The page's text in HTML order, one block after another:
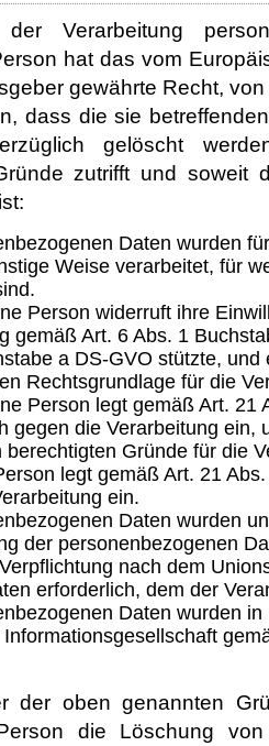
Verarbeitung
hat das vom
gewährte Recht,
dass die sie
gelöscht
zutrifft und soweit
Daten wurden
Weise verarbeitet, für
Person widerruft ihre
gemäß Art. 6 Abs. 1
a DS-GVO stützte, und
Rechtsgrundlage für die
Person legt gemäß Art. 21
gegen die Verarbeitung ein,
berechtigten Gründe für die
legt gemäß Art. 21
ein.
Daten wurden
der personenbezogenen
nach dem
erforderlich, dem der
Daten wurden
der oben genannten
die Löschung von